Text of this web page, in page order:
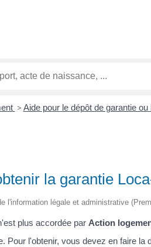
> Aide pour le dépôt de garantie
la garantie
l'information légale et administrative
plus accordée par Action
Pour l'obtenir, vous devez en faire la